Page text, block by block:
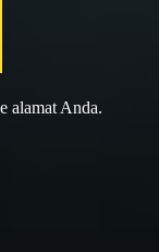
alamat Anda.